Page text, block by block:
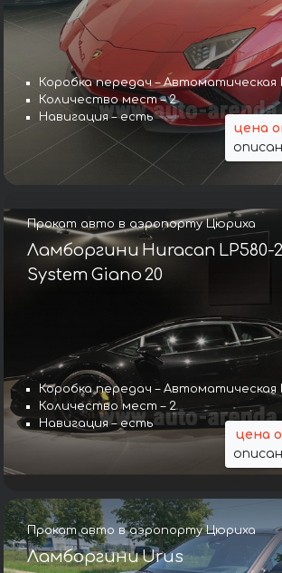
Коробка передач – Автоматическая
Количество мест – 2
Навигация – есть
цена
Прокат авто в аэропорту Цюриха
Ламборгини Huracan LP580-
System Giano 20
Коробка передач – Автоматическая
Количество мест – 2
Навигация – есть
цена
Прокат авто в аэропорту Цюриха
Ламборгини Urus